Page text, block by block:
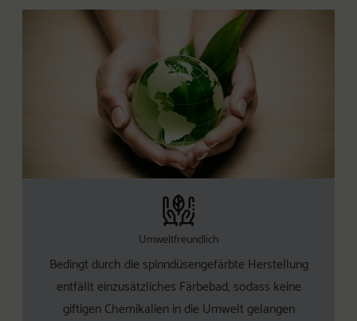
Umweltfreundlich
Bedingt durch die spinndüsengefärbte Herstellung
entfällt einzusätzliches Färbebad, sodass keine
giftigen Chemikalien in die Umwelt gelangen